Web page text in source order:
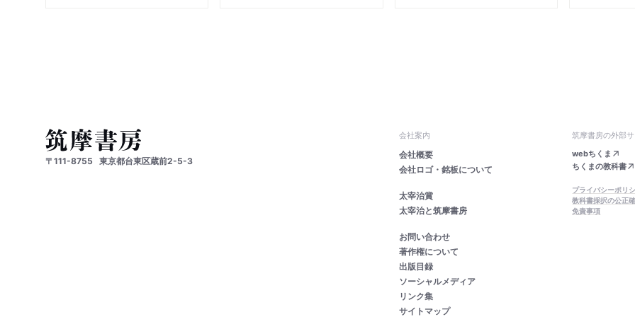
〒111-8755 東京都台東区蔵前2-5-3
会社案内
会社概要
会社ロゴ・銘板について
太宰治賞
太宰治と筑摩書房
お問い合わせ
著作権について
出版目録
ソーシャルメディア
リンク集
サイトマップ
筑摩書房の外部サ
webちくま
ちくまの教科書
プライバシーポリ
教科書採択の公正
免責事項